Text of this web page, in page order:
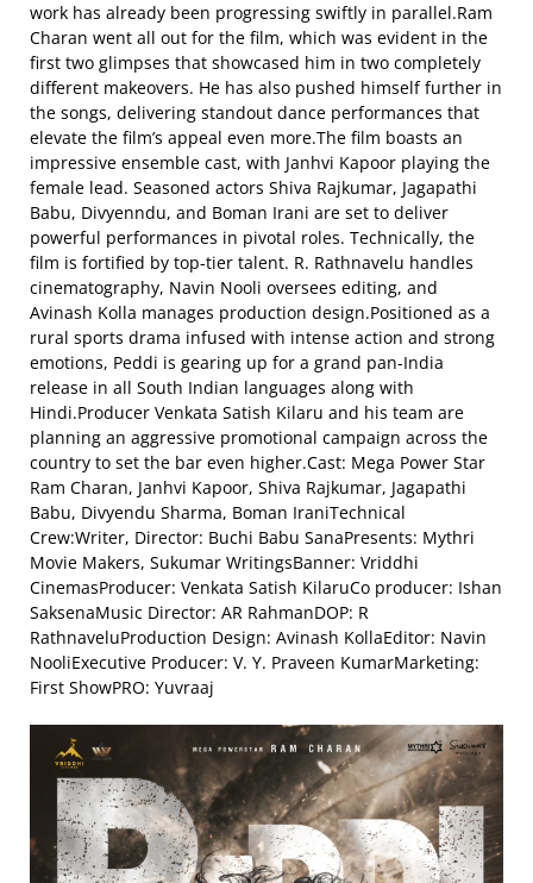
work has already been progressing swiftly in parallel.Ram
Charan went all out for the film, which was evident in the
first two glimpses that showcased him in two completely
different makeovers. He has also pushed himself further in
the songs, delivering standout dance performances that
elevate the film’s appeal even more.The film boasts an
impressive ensemble cast, with Janhvi Kapoor playing the
female lead. Seasoned actors Shiva Rajkumar, Jagapathi
Babu, Divyenndu, and Boman Irani are set to deliver
powerful performances in pivotal roles. Technically, the
film is fortified by top-tier talent. R. Rathnavelu handles
cinematography, Navin Nooli oversees editing, and
Avinash Kolla manages production design.Positioned as a
rural sports drama infused with intense action and strong
emotions, Peddi is gearing up for a grand pan-India
release in all South Indian languages along with
Hindi.Producer Venkata Satish Kilaru and his team are
planning an aggressive promotional campaign across the
country to set the bar even higher.Cast: Mega Power Star
Ram Charan, Janhvi Kapoor, Shiva Rajkumar, Jagapathi
Babu, Divyendu Sharma, Boman IraniTechnical
Crew:Writer, Director: Buchi Babu SanaPresents: Mythri
Movie Makers, Sukumar WritingsBanner: Vriddhi
CinemasProducer: Venkata Satish KilaruCo producer: Ishan
SaksenaMusic Director: AR RahmanDOP: R
RathnaveluProduction Design: Avinash KollaEditor: Navin
NooliExecutive Producer: V. Y. Praveen KumarMarketing:
First ShowPRO: Yuvraaj